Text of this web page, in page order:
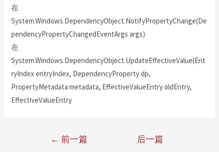
在
System.Windows.DependencyObject.NotifyPropertyChange(De
pendencyPropertyChangedEventArgs args)
在
System.Windows.DependencyObject.UpdateEffectiveValue(Ent
ryIndex entryIndex, DependencyProperty dp,
PropertyMetadata metadata, EffectiveValueEntry oldEntry,
EffectiveValueEntry
← 前一篇
后一篇